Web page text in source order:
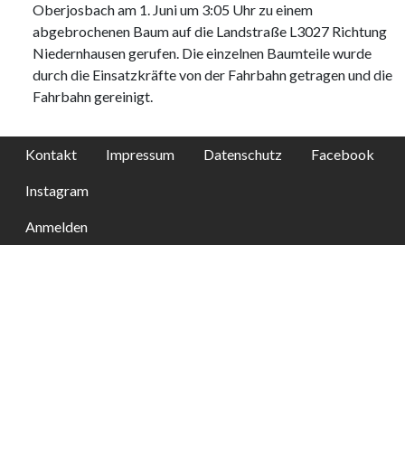
Oberjosbach am 1. Juni um 3:05 Uhr zu einem
abgebrochenen Baum auf die Landstraße L3027 Richtung
Niedernhausen gerufen. Die einzelnen Baumteile wurde
durch die Einsatzkräfte von der Fahrbahn getragen und die
Fahrbahn gereinigt.
Kontakt Impressum Datenschutz Facebook
Instagram
Anmelden